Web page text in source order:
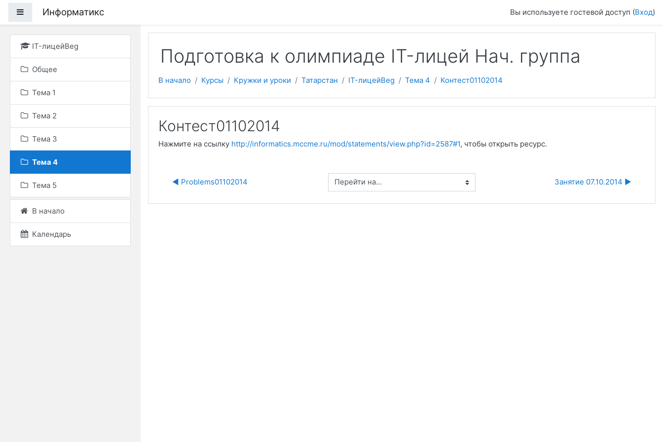
Боковая панель
Информатикс Вы используете гостевой доступ (Вход)
IT-лицейBeg
Общее
Тема 1
Тема 2
Тема 3
Тема 4
Тема 5
В начало
Календарь
Подготовка к олимпиаде IT-лицей Нач. группа
В начало Курсы Кружки и уроки Татарстан IT-лицейBeg Тема 4 Контест01102014
Контест01102014
Нажмите на ссылку http://informatics.mccme.ru/mod/statements/view.php?id=2587#1, чтобы открыть ресурс.
◀︎ Problems01102014 Перейти на... Занятие 07.10.2014 ▶︎